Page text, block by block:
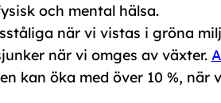
och mental hälsa.
när vi vistas i gröna
när vi omges av växter.
kan öka med över 10 %, när